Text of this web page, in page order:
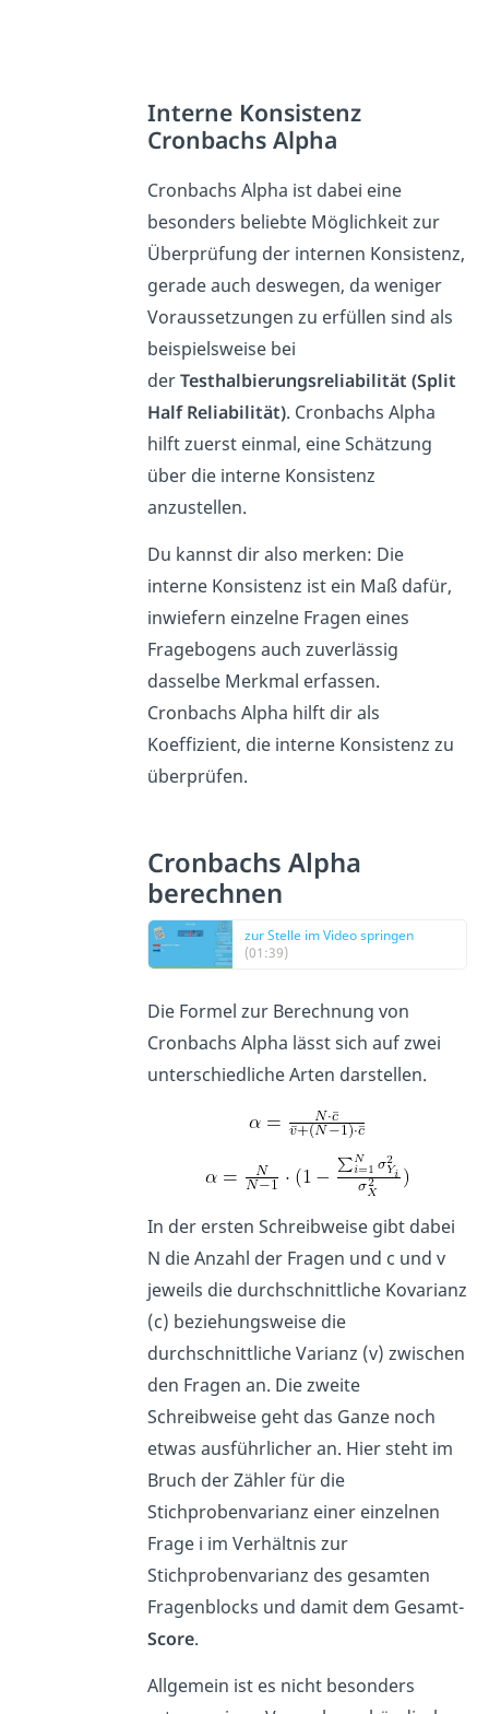
Interne Konsistenz
Cronbachs Alpha
Cronbachs Alpha ist dabei eine
besonders beliebte Möglichkeit zur
Überprüfung der internen Konsistenz,
gerade auch deswegen, da weniger
Voraussetzungen zu erfüllen sind als
beispielsweise bei
derTesthalbierungsreliabilität (Split
Half Reliabilität). Cronbachs Alpha
hilft zuerst einmal, eine Schätzung
über die interne Konsistenz
anzustellen.
Du kannst dir also merken: Die
interne Konsistenz ist ein Maß dafür,
inwiefern einzelne Fragen eines
Fragebogens auch zuverlässig
dasselbe Merkmal erfassen.
Cronbachs Alpha hilft dir als
Koeffizient, die interne Konsistenz zu
überprüfen.
Cronbachs Alpha
berechnen
zur Stelle im Video springen
(01:39)
Die Formel zur Berechnung von
Cronbachs Alpha lässt sich auf zwei
unterschiedliche Arten darstellen.
In der ersten Schreibweise gibt dabei
N die Anzahl der Fragen und c und v
jeweils die durchschnittliche Kovarianz
(c) beziehungsweise die
durchschnittliche Varianz (v) zwischen
den Fragen an. Die zweite
Schreibweise geht das Ganze noch
etwas ausführlicher an. Hier steht im
Bruch der Zähler für die
Stichprobenvarianz einer einzelnen
Frage i im Verhältnis zur
Stichprobenvarianz des gesamten
Fragenblocks und damit dem Gesamt-
Score.
Allgemein ist es nicht besonders